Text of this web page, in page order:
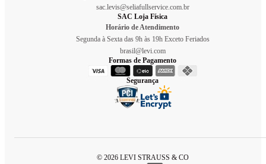
sac.levis@seliafullservice.com.br
SAC Loja Física
Horário de Atendimento
Segunda à Sexta das 9h às 19h Exceto Feriados
brasil@levi.com
Formas de Pagamento
Segurança
© 2026 LEVI STRAUSS & CO